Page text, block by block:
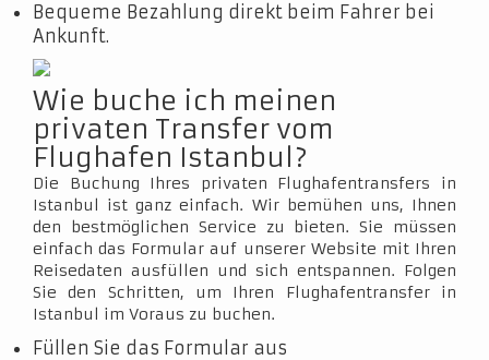
Bequeme Bezahlung direkt beim Fahrer bei
Ankunft.
Wie buche ich meinen
privaten Transfer vom
Flughafen Istanbul?
Die Buchung Ihres privaten Flughafentransfers in
Istanbul ist ganz einfach. Wir bemühen uns, Ihnen
den bestmöglichen Service zu bieten. Sie müssen
einfach das Formular auf unserer Website mit Ihren
Reisedaten ausfüllen und sich entspannen. Folgen
Sie den Schritten, um Ihren Flughafentransfer in
Istanbul im Voraus zu buchen.
Füllen Sie das Formular aus